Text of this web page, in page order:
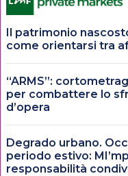
Il patrimonio
come orientarsi tra
“ARMS”:
per combattere lo
d’opera
Degrado urbano.
periodo estivo:
responsabilità